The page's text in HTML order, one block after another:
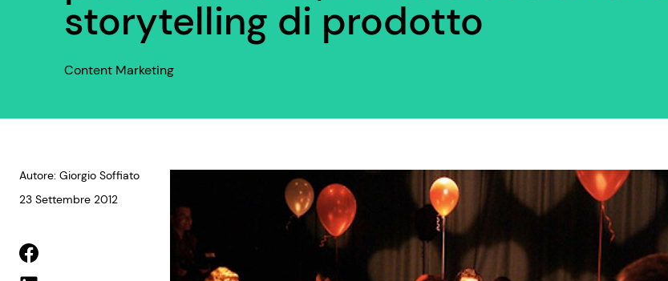
storytelling di prodotto
Content Marketing
Autore: Giorgio Soffiato
23 Settembre 2012